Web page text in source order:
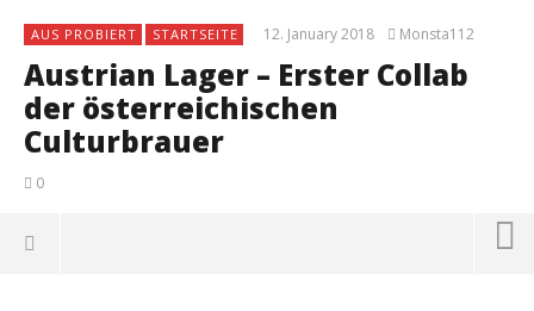
AUS PROBIERT STARTSEITE 12. January 2018 Monsta112
Austrian Lager – Erster Collab
der österreichischen
Culturbrauer
0